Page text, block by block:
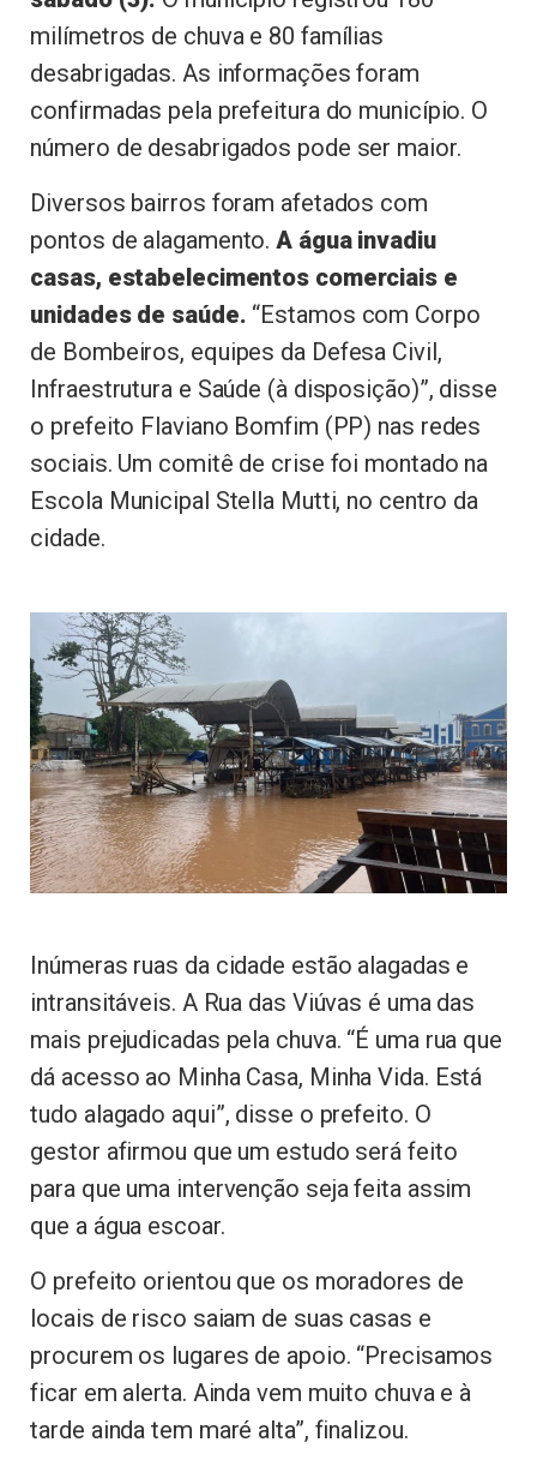
milímetros de chuva e 80 famílias
desabrigadas. As informações foram
confirmadas pela prefeitura do município. O
número de desabrigados pode ser maior.
Diversos bairros foram afetados com
pontos de alagamento.A água invadiu
casas, estabelecimentos comerciais e
unidades de saúde. “Estamos com Corpo
de Bombeiros, equipes da Defesa Civil,
Infraestrutura e Saúde (à disposição)”, disse
o prefeito Flaviano Bomfim (PP) nas redes
sociais. Um comitê de crise foi montado na
Escola Municipal Stella Mutti, no centro da
cidade.
Inúmeras ruas da cidade estão alagadas e
intransitáveis. A Rua das Viúvas é uma das
mais prejudicadas pela chuva. “É uma rua que
dá acesso ao Minha Casa, Minha Vida. Está
tudo alagado aqui”, disse o prefeito. O
gestor afirmou que um estudo será feito
para que uma intervenção seja feita assim
que a água escoar.
O prefeito orientou que os moradores de
locais de risco saiam de suas casas e
procurem os lugares de apoio. “Precisamos
ficar em alerta. Ainda vem muito chuva e à
tarde ainda tem maré alta”, finalizou.